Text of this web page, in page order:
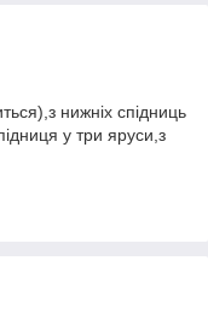
нижніх спідниць
у три яруси,з